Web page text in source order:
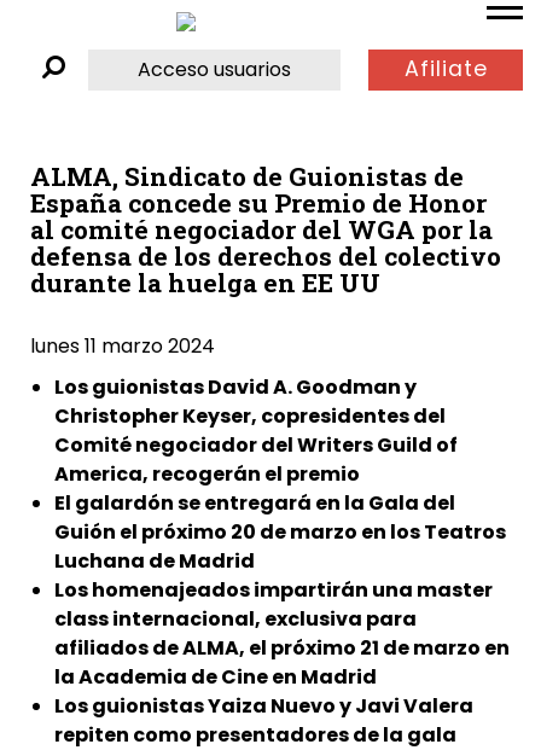
Acceso usuarios Afiliate
ALMA, Sindicato de Guionistas de
España concede su Premio de Honor
al comité negociador del WGA por la
defensa de los derechos del colectivo
durante la huelga en EE UU
lunes 11 marzo 2024
Los guionistas David A. Goodman y
Christopher Keyser, copresidentes del
Comité negociador del Writers Guild of
America, recogerán el premio
El galardón se entregará en la Gala del
Guión el próximo 20 de marzo en los Teatros
Luchana de Madrid
Los homenajeados impartirán una master
class internacional, exclusiva para
afiliados de ALMA, el próximo 21 de marzo en
la Academia de Cine en Madrid
Los guionistas Yaiza Nuevo y Javi Valera
repiten como presentadores de la gala